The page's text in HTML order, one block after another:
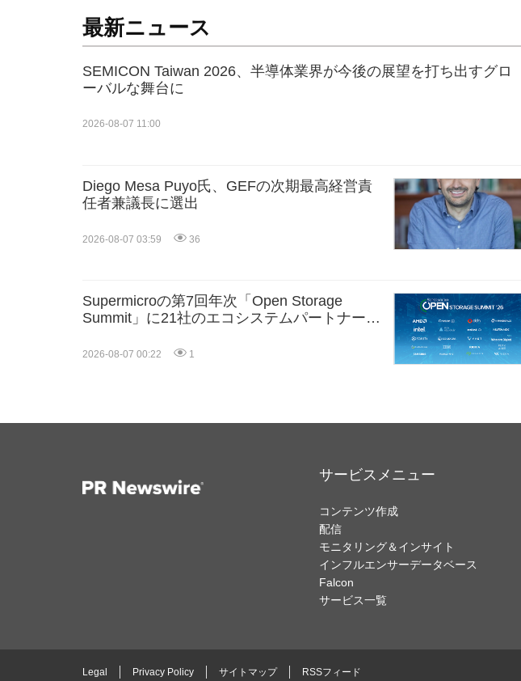
最新ニュース
SEMICON Taiwan 2026、半導体業界が今後の展望を打ち出すグロ
ーバルな舞台に
2026-08-07 11:00
Diego Mesa Puyo氏、GEFの次期最高経営責
任者兼議長に選出
2026-08-07 03:59 36
Supermicroの第7回年次「Open Storage
Summit」に21社のエコシステムパートナーが
入に関する実践的なガイダンスを共有
2026-08-07 00:22 1
サービスメニュー
コンテンツ作成
配信
モニタリング＆インサイト
インフルエンサーデータベース
Falcon
サービス一覧
Legal Privacy Policy サイトマップ RSSフィード